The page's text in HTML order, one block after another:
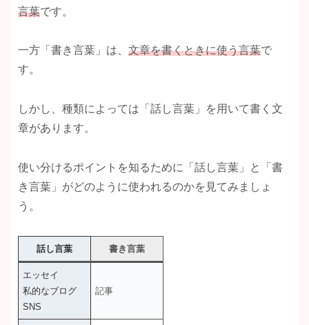
言葉です。
一方「書き言葉」は、 文章を書くときに使う言葉で
す。
しかし、種類によっては「話し言葉」を用いて書く文
章があります。
使い分けるポイントを知るために「話し言葉」と「書
き言葉」がどのように使われるのかを見てみましょ
う。
話し言葉 書き言葉
エッセイ
私的なブログ
SNS
記事